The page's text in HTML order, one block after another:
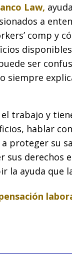
Law,
a
comp y
ser
siempre
el trabajo y
hablar
proteger su
sus derechos
la ayuda que